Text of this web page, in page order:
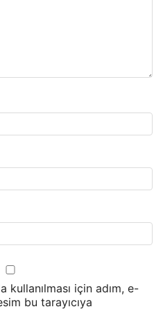
kullanılması için adım, e-
bu tarayıcıya